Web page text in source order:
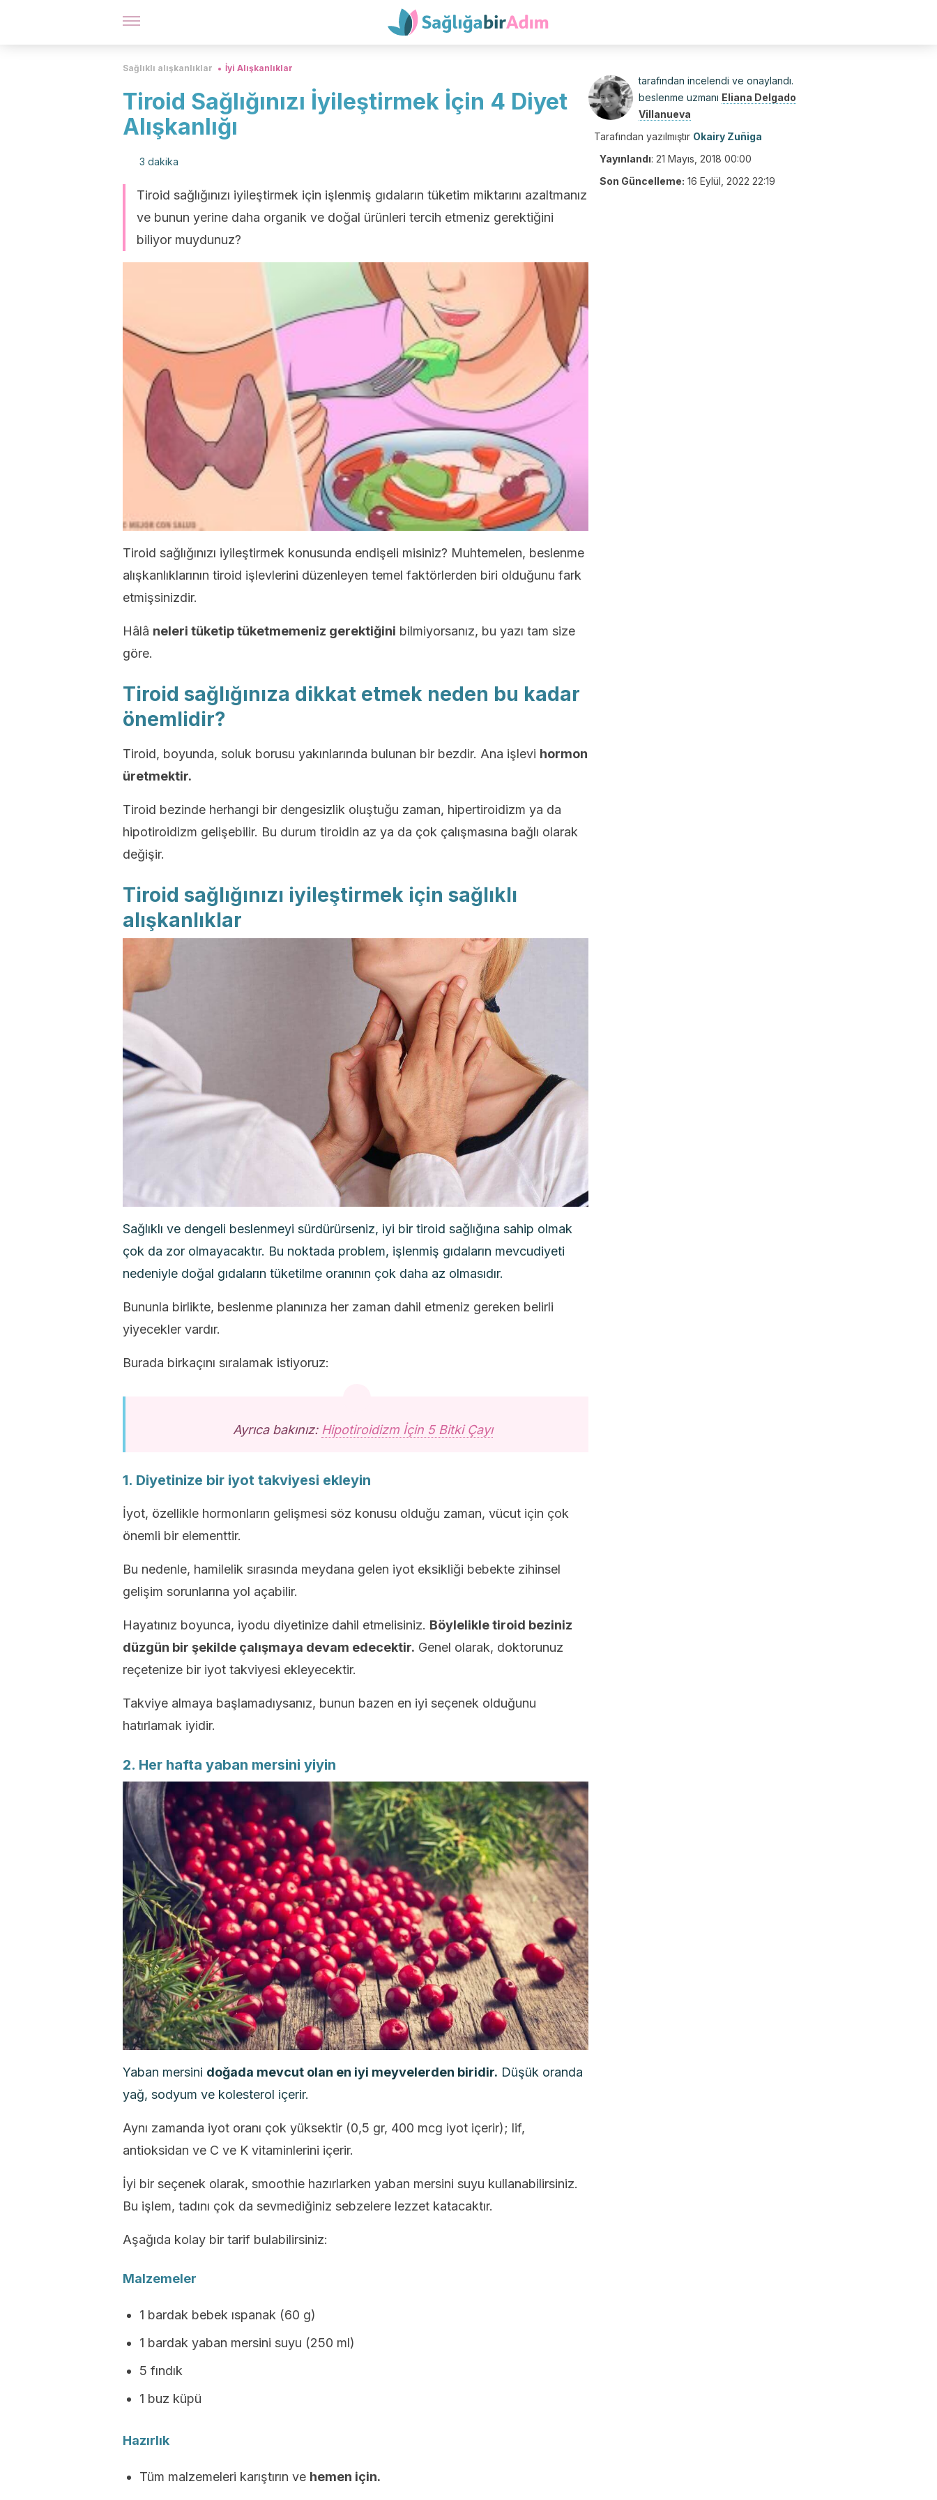
Sağlıklı alışkanlıklar İyi Alışkanlıklar
Tiroid Sağlığınızı İyileştirmek İçin 4 Diyet
Alışkanlığı
3 dakika
Tiroid sağlığınızı iyileştirmek için işlenmiş gıdaların tüketim miktarını azaltmanız
ve bunun yerine daha organik ve doğal ürünleri tercih etmeniz gerektiğini
biliyor muydunuz?
Tiroid sağlığınızı iyileştirmek konusunda endişeli misiniz? Muhtemelen, beslenme
alışkanlıklarının tiroid işlevlerini düzenleyen temel faktörlerden biri olduğunu fark
etmişsinizdir.
Hâlâ neleri tüketip tüketmemeniz gerektiğini bilmiyorsanız, bu yazı tam size
göre.
Tiroid sağlığınıza dikkat etmek neden bu kadar
önemlidir?
Tiroid, boyunda, soluk borusu yakınlarında bulunan bir bezdir. Ana işlevi hormon
üretmektir.
Tiroid bezinde herhangi bir dengesizlik oluştuğu zaman, hipertiroidizm ya da
hipotiroidizm gelişebilir. Bu durum tiroidin az ya da çok çalışmasına bağlı olarak
değişir.
Tiroid sağlığınızı iyileştirmek için sağlıklı
alışkanlıklar
Sağlıklı ve dengeli beslenmeyi sürdürürseniz, iyi bir tiroid sağlığına sahip olmak
çok da zor olmayacaktır. Bu noktada problem, işlenmiş gıdaların mevcudiyeti
nedeniyle doğal gıdaların tüketilme oranının çok daha az olmasıdır.
Bununla birlikte, beslenme planınıza her zaman dahil etmeniz gereken belirli
yiyecekler vardır.
Burada birkaçını sıralamak istiyoruz:
Ayrıca bakınız: Hipotiroidizm İçin 5 Bitki Çayı
1. Diyetinize bir iyot takviyesi ekleyin
İyot, özellikle hormonların gelişmesi söz konusu olduğu zaman, vücut için çok
önemli bir elementtir.
Bu nedenle, hamilelik sırasında meydana gelen iyot eksikliği bebekte zihinsel
gelişim sorunlarına yol açabilir.
Hayatınız boyunca, iyodu diyetinize dahil etmelisiniz. Böylelikle tiroid beziniz
düzgün bir şekilde çalışmaya devam edecektir. Genel olarak, doktorunuz
reçetenize bir iyot takviyesi ekleyecektir.
Takviye almaya başlamadıysanız, bunun bazen en iyi seçenek olduğunu
hatırlamak iyidir.
2. Her hafta yaban mersini yiyin
Yaban mersini doğada mevcut olan en iyi meyvelerden biridir. Düşük oranda
yağ, sodyum ve kolesterol içerir.
Aynı zamanda iyot oranı çok yüksektir (0,5 gr, 400 mcg iyot içerir); lif,
antioksidan ve C ve K vitaminlerini içerir.
İyi bir seçenek olarak, smoothie hazırlarken yaban mersini suyu kullanabilirsiniz.
Bu işlem, tadını çok da sevmediğiniz sebzelere lezzet katacaktır.
Aşağıda kolay bir tarif bulabilirsiniz:
Malzemeler
1 bardak bebek ıspanak (60 g)
1 bardak yaban mersini suyu (250 ml)
5 fındık
1 buz küpü
Hazırlık
Tüm malzemeleri karıştırın ve hemen için.
tarafından incelendi ve onaylandı.
beslenme uzmanı Eliana Delgado
Villanueva
Tarafından yazılmıştır Okairy Zuñiga
Yayınlandı: 21 Mayıs, 2018 00:00
Son Güncelleme: 16 Eylül, 2022 22:19